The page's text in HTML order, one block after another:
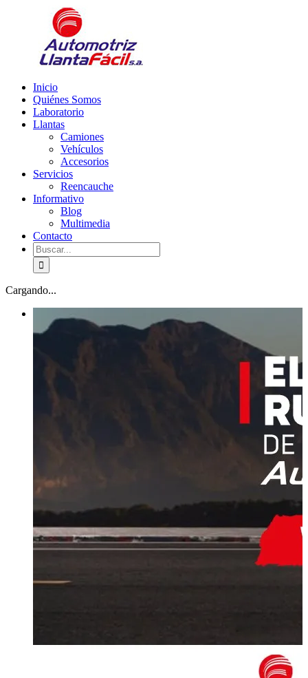
Inicio
Quiénes Somos
Laboratorio
Llantas
Camiones
Vehículos
Accesorios
Servicios
Reencauche
Informativo
Blog
Multimedia
Contacto
Buscar:
Cargando...